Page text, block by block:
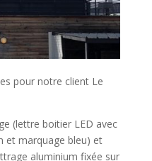
pour notre client Le
(lettre boitier LED avec
et marquage bleu) et
aluminium fixée sur